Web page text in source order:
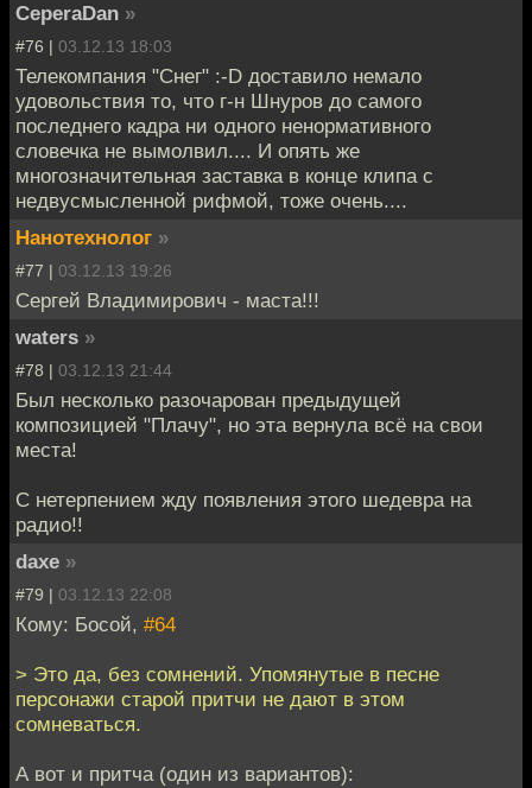
CeperaDan »
#76 | 03.12.13 18:03
Телекомпания "Снег" :-D доставило немало
удовольствия то, что г-н Шнуров до самого
последнего кадра ни одного ненормативного
словечка не вымолвил.... И опять же
многозначительная заставка в конце клипа с
недвусмысленной рифмой, тоже очень....
Нанотехнолог »
#77 | 03.12.13 19:26
Сергей Владимирович - маста!!!
waters »
#78 | 03.12.13 21:44
Был несколько разочарован предыдущей
композицией "Плачу", но эта вернула всё на свои
места!
С нетерпением жду появления этого шедевра на
радио!!
daxe »
#79 | 03.12.13 22:08
Кому: Босой, #64
> Это да, без сомнений. Упомянутые в песне
персонажи старой притчи не дают в этом
сомневаться.
А вот и притча (один из вариантов):